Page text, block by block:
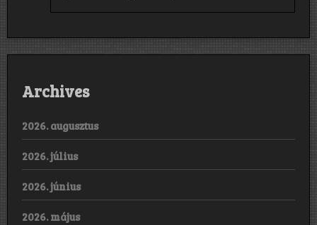
Archives
2026. augusztus
2026. július
2026. június
2026. május